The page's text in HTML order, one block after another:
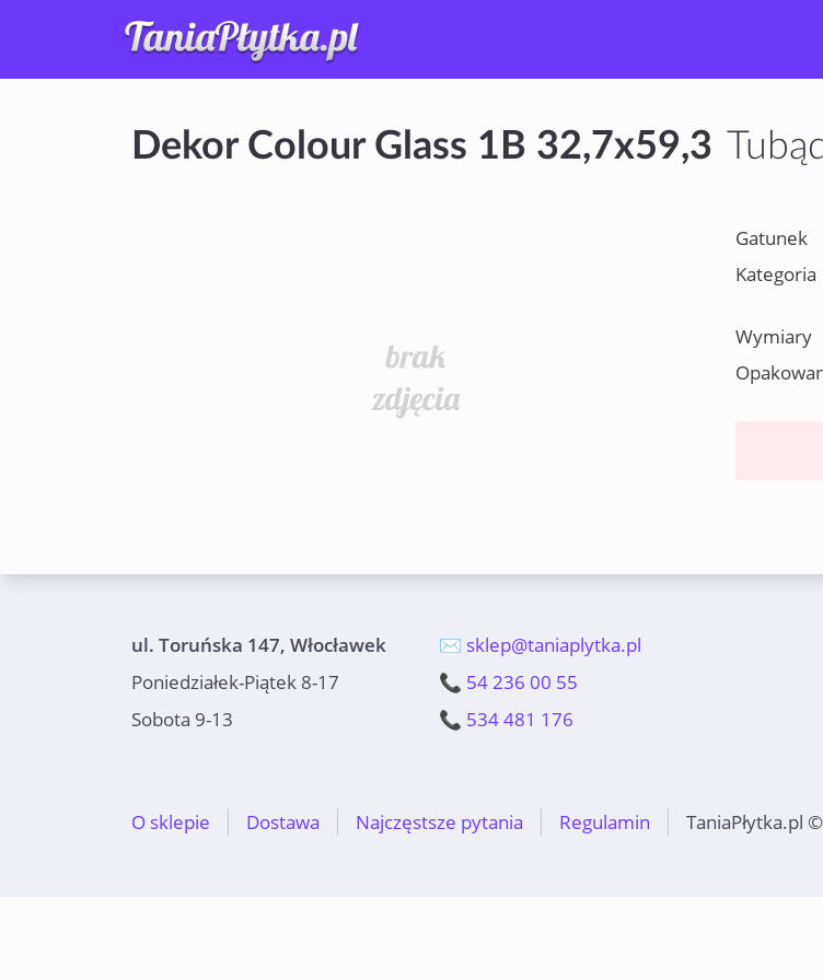
Dekor Colour Glass 1B 32,7x59,3
Gatunek
Kategoria
Wymiary
ul. Toruńska 147, Włocławek
Poniedziałek-Piątek 8-17
Sobota 9-13
✉️ sklep@taniaplytka.pl
📞 54 236 00 55
📞 534 481 176
O sklepie Dostawa Najczęstsze pytania Regulamin TaniaPłytka.pl